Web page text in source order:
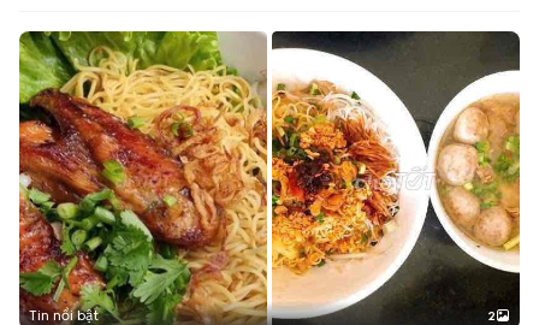
Tin nổi bật 2